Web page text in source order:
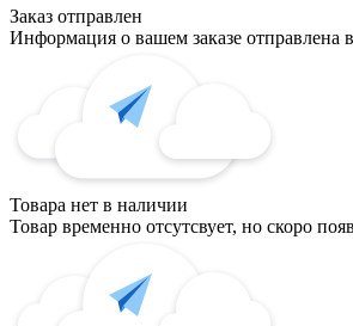
Заказ отправлен
Информация о вашем заказе отправлена
Товара нет в наличии
Товар временно отсутсвует, но скоро